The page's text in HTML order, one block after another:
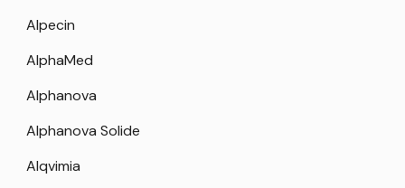
Alpecin
AlphaMed
Alphanova
Alphanova Solide
Alqvimia